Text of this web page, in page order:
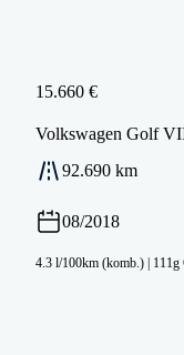
15.660 €
Volkswagen Golf
92.690 km
08/2018
4.3 l/100km (komb.) | 111g